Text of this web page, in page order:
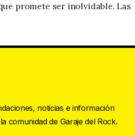
promete ser inolvidable. Las
noticias e información
comunidad de Garaje del Rock.